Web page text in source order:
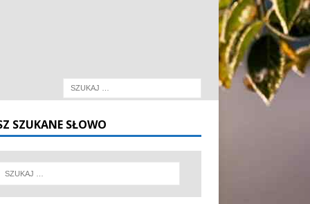
SZUKANE SŁOWO